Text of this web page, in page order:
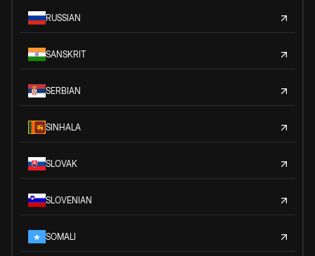
RUSSIAN
SANSKRIT
SERBIAN
SINHALA
SLOVAK
SLOVENIAN
SOMALI